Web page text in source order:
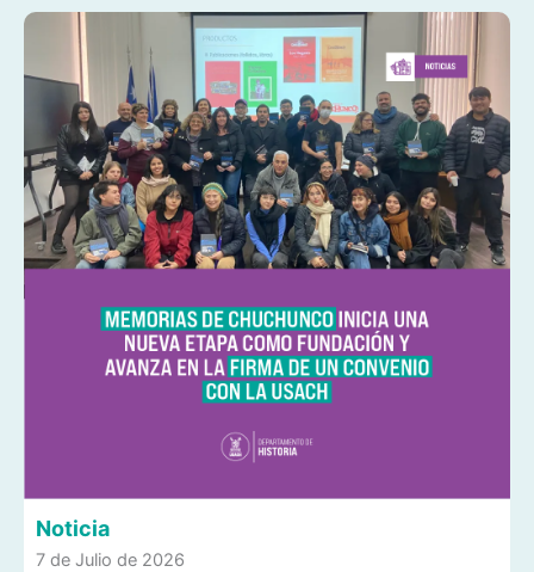
Noticia
7 de Julio de 2026